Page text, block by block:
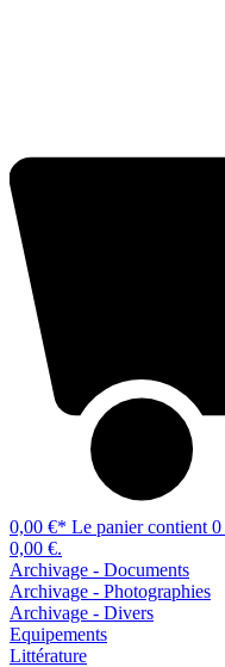
0,00 €* Le panier contient
0,00 €.
Archivage - Documents
Archivage - Photographies
Archivage - Divers
Equipements
Littérature